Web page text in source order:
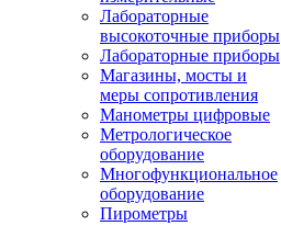
Лабораторные
высокоточные приборы
Лабораторные приборы
Магазины, мосты и
меры сопротивления
Манометры цифровые
Метрологическое
оборудование
Многофункциональное
оборудование
Пирометры